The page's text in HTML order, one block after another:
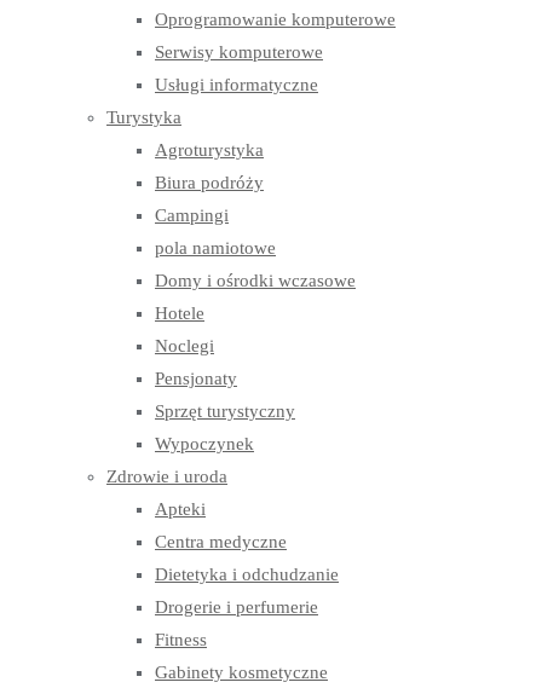
Oprogramowanie komputerowe
Serwisy komputerowe
Usługi informatyczne
Turystyka
Agroturystyka
Biura podróży
Campingi
pola namiotowe
Domy i ośrodki wczasowe
Hotele
Noclegi
Pensjonaty
Sprzęt turystyczny
Wypoczynek
Zdrowie i uroda
Apteki
Centra medyczne
Dietetyka i odchudzanie
Drogerie i perfumerie
Fitness
Gabinety kosmetyczne